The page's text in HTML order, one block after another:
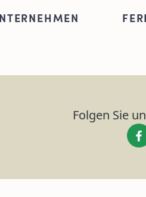
Folgen Sie